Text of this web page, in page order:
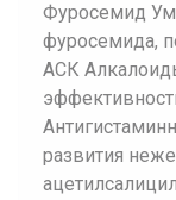
Фуросемид
фуросемида,
АСК
развития